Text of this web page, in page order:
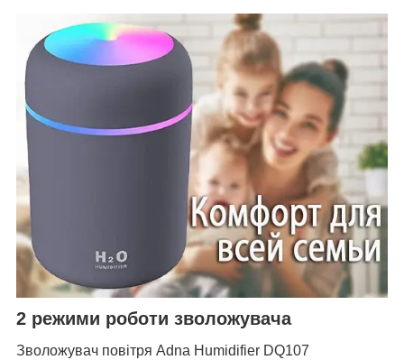
2 режими роботи зволожувача
Зволожувач повітря Adna Humidifier DQ107